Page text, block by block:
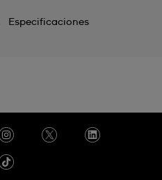
Especificaciones